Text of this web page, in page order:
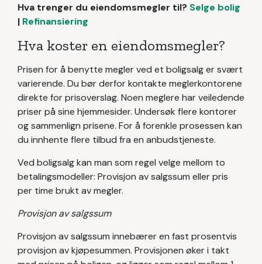
Hva trenger du eiendomsmegler til? Selge bolig
| Refinansiering
Hva koster en eiendomsmegler?
Prisen for å benytte megler ved et boligsalg er svært
varierende. Du bør derfor kontakte meglerkontorene
direkte for prisoverslag. Noen meglere har veiledende
priser på sine hjemmesider. Undersøk flere kontorer
og sammenlign prisene. For å forenkle prosessen kan
du innhente flere tilbud fra en anbudstjeneste.
Ved boligsalg kan man som regel velge mellom to
betalingsmodeller: Provisjon av salgssum eller pris
per time brukt av megler.
Provisjon av salgssum
Provisjon av salgssum innebærer en fast prosentvis
provisjon av kjøpesummen. Provisjonen øker i takt